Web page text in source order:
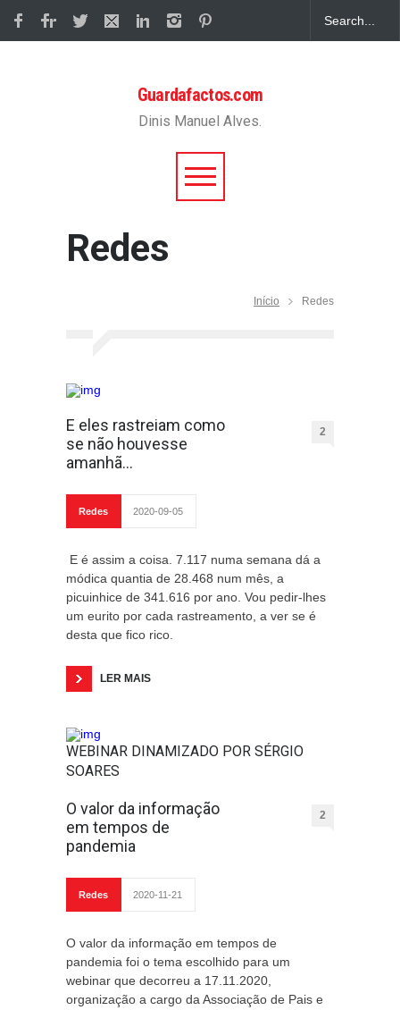
Guardafactos.com
Dinis Manuel Alves.
Redes
Início Redes
E eles rastreiam como
se não houvesse
amanhã…
2
Redes 2020-09-05
E é assim a coisa. 7.117 numa semana dá a
módica quantia de 28.468 num mês, a
picuinhice de 341.616 por ano. Vou pedir-lhes
um eurito por cada rastreamento, a ver se é
desta que fico rico.
LER MAIS
WEBINAR DINAMIZADO POR SÉRGIO
SOARES
O valor da informação
em tempos de
pandemia
2
Redes 2020-11-21
O valor da informação em tempos de
pandemia foi o tema escolhido para um
webinar que decorreu a 17.11.2020,
organização a cargo da Associação de Pais e